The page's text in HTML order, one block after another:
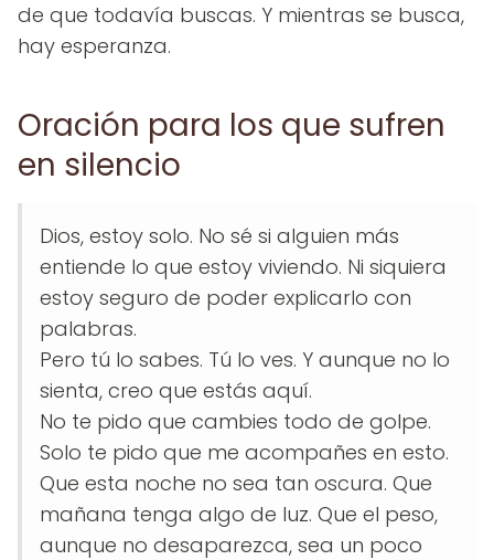
de que todavía buscas. Y mientras se busca,
hay esperanza.
Oración para los que sufren
en silencio
Dios, estoy solo. No sé si alguien más
entiende lo que estoy viviendo. Ni siquiera
estoy seguro de poder explicarlo con
palabras.
Pero tú lo sabes. Tú lo ves. Y aunque no lo
sienta, creo que estás aquí.
No te pido que cambies todo de golpe.
Solo te pido que me acompañes en esto.
Que esta noche no sea tan oscura. Que
mañana tenga algo de luz. Que el peso,
aunque no desaparezca, sea un poco